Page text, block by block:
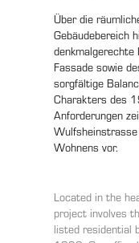
Über die
Gebäudebereich
Fassade sowie
sorgfältige
Charakters des
Anforderungen
Wohnens vor.
Located in the
project involves
listed residential